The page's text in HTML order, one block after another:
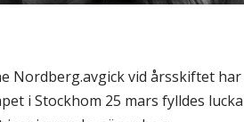
Nordberg.avgick vid årsskiftet
i Stockhom 25 mars fylldes